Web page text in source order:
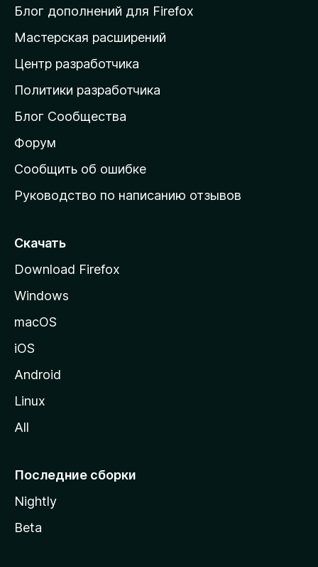
и
а
д
о
а
ш
н
ю
т
а
н
у
M
i
l
Блог дополнений для Firefox
Мастерская расширений
Центр разработчика
Политики разработчика
Блог Сообщества
Форум
Сообщить об ошибке
Руководство по написанию отзывов
Скачать
Download Firefox
Windows
macOS
iOS
Android
Linux
All
Последние сборки
Nightly
Beta